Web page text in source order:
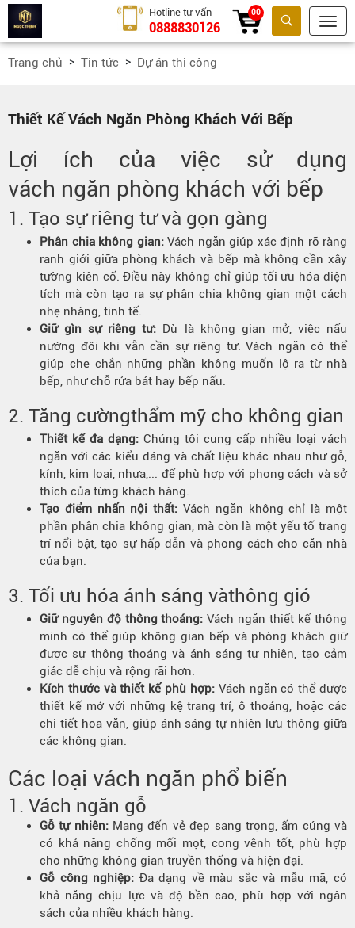
Tìm kiếm
Hotline tư vấn
0888830126
00
Trang chủ Tin tức Dự án thi công
Thiết Kế Vách Ngăn Phòng Khách Với Bếp
Lợi ích của việc sử dụng
vách ngăn phòng khách với bếp
1. Tạo sựriêng tưvà gọn gàng
Phân chia không gian:Vách ngăn giúp xác định rõ ràng
ranh giới giữa phòng khách và bếp mà không cần xây
tường kiên cố. Điều này không chỉ giúp tối ưu hóa diện
tích mà còn tạo ra sự phân chia không gian một cách
nhẹ nhàng, tinh tế.
Giữ gìn sự riêng tư: Dù là không gian mở, việc nấu
nướng đôi khi vẫn cần sự riêng tư. Vách ngăn có thể
giúp che chắn những phần không muốn lộ ra từ nhà
bếp, như chỗ rửa bát hay bếp nấu.
2. Tăng cườngthẩm mỹ cho không gian
Thiết kế đa dạng: Chúng tôi cung cấp nhiều loại vách
ngăn với các kiểu dáng và chất liệu khác nhau như gỗ,
kính, kim loại, nhựa,... để phù hợp với phong cách và sở
thích của từng khách hàng.
Tạo điểm nhấn nội thất: Vách ngăn không chỉ là một
phần phân chia không gian, mà còn là một yếu tố trang
trí nổi bật, tạo sự hấp dẫn và phong cách cho căn nhà
của bạn.
3. Tối ưu hóa ánh sáng vàthông gió
Giữ nguyên độ thông thoáng: Vách ngăn thiết kế thông
minh có thể giúp không gian bếp và phòng khách giữ
được sự thông thoáng và ánh sáng tự nhiên, tạo cảm
giác dễ chịu và rộng rãi hơn.
Kích thước và thiết kế phù hợp:Vách ngăn có thể được
thiết kế mở với những kệ trang trí, ô thoáng, hoặc các
chi tiết hoa văn, giúp ánh sáng tự nhiên lưu thông giữa
các không gian.
Các loại vách ngăn phổ biến
1. Vách ngăn gỗ
Gỗ tự nhiên:Mang đến vẻ đẹp sang trọng, ấm cúng và
có khả năng chống mối mọt, cong vênh tốt, phù hợp
cho những không gian truyền thống và hiện đại.
Gỗ công nghiệp: Đa dạng về màu sắc và mẫu mã, có
khả năng chịu lực và độ bền cao, phù hợp với ngân
sách của nhiều khách hàng.